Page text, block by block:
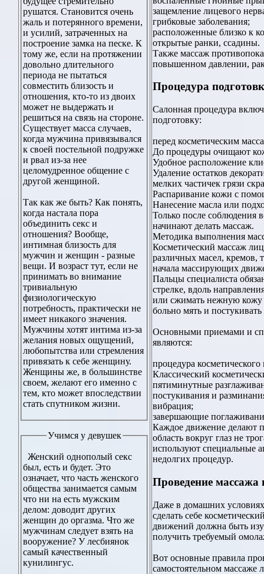
рушатся. Становится очень
жаль и потерянного времени,
и усилий, затраченных на
построение замка на песке. К
тому же, если на протяжении
довольно длительного
периода не пытаться
совместить близость и
отношения, кто-то из двоих
может не выдержать и
решиться на связь на стороне.
Существует масса случаев,
когда мужчина привязывался
к своей постельной подружке
и рвал из-за нее
целомудренное общение с
другой женщиной.
Так как же быть? Как понять,
когда настала пора
объединить секс и
отношения? Вообще,
интимная близость для
мужчин и женщин - разные
вещи. И возраст тут, если не
принимать во внимание
тривиальную
физиологическую
потребность, практически не
имеет никакого значения.
Мужчины хотят интима из-за
желания новых ощущений,
любопытства или стремления
привязать к себе женщину.
Женщины же, в большинстве
своем, желают его именно с
тем, кто может впоследствии
стать спутником жизни.
Учимся у девушек
был, есть и будет. Это
означает, что часть женского
общества занимается самым
что ни на есть мужским
делом: доводит других
женщин до оргазма. Что же
мужчинам следует взять на
вооружение? У лесбиянок
самый качественный
кунилингус.
защемление лицевого
грибковые заболевания;
расположенные близко к
открытые ранки, ссадины.
Также массаж
повышенном давлении,
Процедура
Салонная процедура
подготовку:
перед косметическим
До процедуры очищают
Удобное расположение
Удаление остатков
мелких частичек грязи
Распаривание кожи с
Нанесение масла или
Только после соблюдения
начинают делать массаж.
Методика выполнения
Косметический массаж
различных масел, кремов,
начала массирующих
Пальцы специалиста
стрелке, вдоль
или сжимать нежную кожу
больно мять и
Основными приемами и
являются:
процедура косметического
Классический
пятиминутные
постукивания и
вибрация;
завершающие
Каждое движение делают
область вокруг глаз не
используют специальные
недолгих процедур.
Проведение массажа
Даже в домашних
сделать себе
движений должна быть
получить требуемый
Вот основные правила
самостоятельном массаже